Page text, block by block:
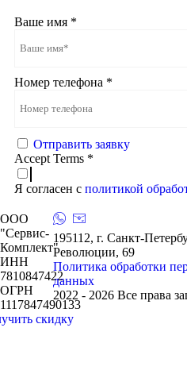
Ваше имя *
Номер телефона *
Отправить заявку
Accept Terms *
Я согласен с политикой
ООО
"Сервис-
Комплект"
ИНН
7810847422
ОГРН
1117847490133
скидку
195112, г. Санкт-
Революции, 69
Политика обработки
данных
2022 - 2026 Все права